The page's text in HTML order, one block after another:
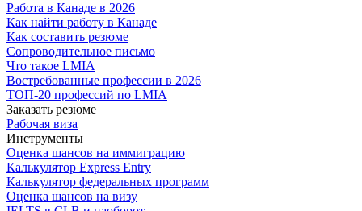
Работа в Канаде в 2026
Как найти работу в Канаде
Как составить резюме
Сопроводительное письмо
Что такое LMIA
Востребованные профессии в 2026
ТОП-20 профессий по LMIA
Заказать резюме
Рабочая виза
Инструменты
Оценка шансов на иммиграцию
Калькулятор Express Entry
Калькулятор федеральных программ
Оценка шансов на визу